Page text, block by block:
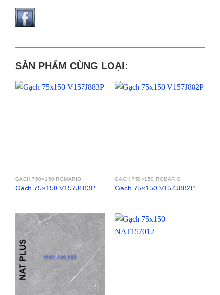
SẢN PHẨM CÙNG LOẠI:
GACH 750×150 ROMARIO
Gạch 75×150 V157J883P
GACH 750×150 ROMARIO
Gạch 75×150 V157J882P